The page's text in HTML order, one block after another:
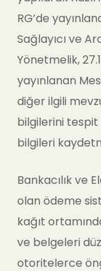
RG’de
Sağlayıcı ve
Yönetmelik,
yayınlanan
diğer ilgili
bilgilerini
bilgileri
Bankacılık ve
olan ödeme
kağıt
ve belgeleri
otoritelerce